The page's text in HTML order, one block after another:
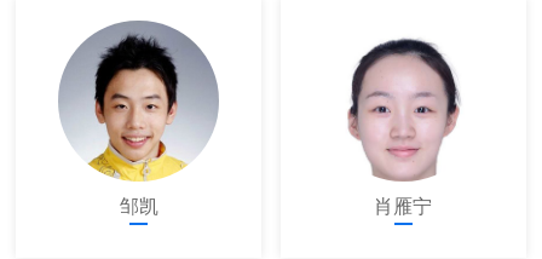
邹凯 肖雁宁